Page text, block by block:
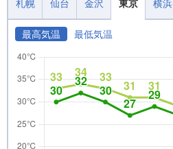
札幌 仙台 金沢 東京 横浜
最高気温 最低気温